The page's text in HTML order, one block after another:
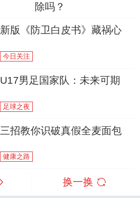
除吗？
新版《防卫白皮书》藏祸心
今日关注
U17男足国家队：未来可期
足球之夜
三招教你识破真假全麦面包
健康之路
换一换